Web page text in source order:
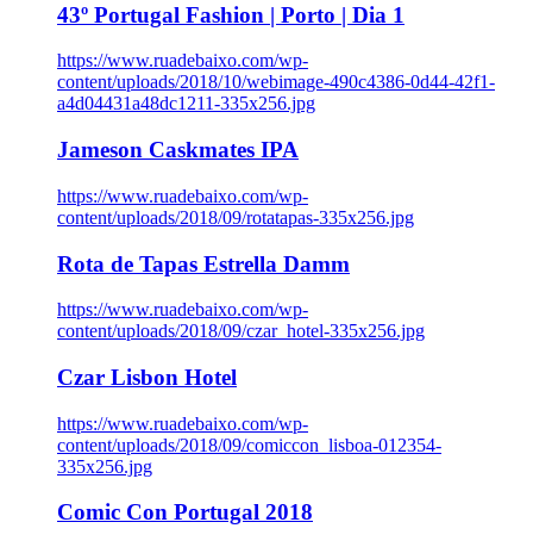
43º Portugal Fashion | Porto | Dia 1
https://www.ruadebaixo.com/wp-
content/uploads/2018/10/webimage-490c4386-0d44-42f1-
a4d04431a48dc1211-335x256.jpg
Jameson Caskmates IPA
https://www.ruadebaixo.com/wp-
content/uploads/2018/09/rotatapas-335x256.jpg
Rota de Tapas Estrella Damm
https://www.ruadebaixo.com/wp-
content/uploads/2018/09/czar_hotel-335x256.jpg
Czar Lisbon Hotel
https://www.ruadebaixo.com/wp-
content/uploads/2018/09/comiccon_lisboa-012354-
335x256.jpg
Comic Con Portugal 2018